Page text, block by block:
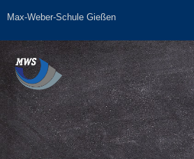
Max-Weber-Schule Gießen